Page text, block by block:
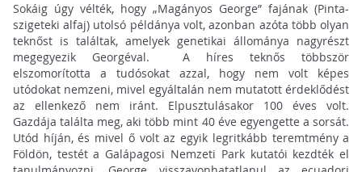
Sokáig úgy vélték, hogy „Magányos George” fajának (Pinta-
szigeteki alfaj) utolsó példánya volt, azonban azóta több olyan
teknőst is találtak, amelyek genetikai állománya nagyrészt
megegyezik Georgéval. A híres teknős többször
elszomorította a tudósokat azzal, hogy nem volt képes
utódokat nemzeni, mivel egyáltalán nem mutatott érdeklődést
az ellenkező nem iránt. Elpusztulásakor 100 éves volt.
Gazdája találta meg, aki több mint 40 éve egyengette a sorsát.
Utód híján, és mivel ő volt az egyik legritkább teremtmény a
Földön, testét a Galápagosi Nemzeti Park kutatói kezdték el